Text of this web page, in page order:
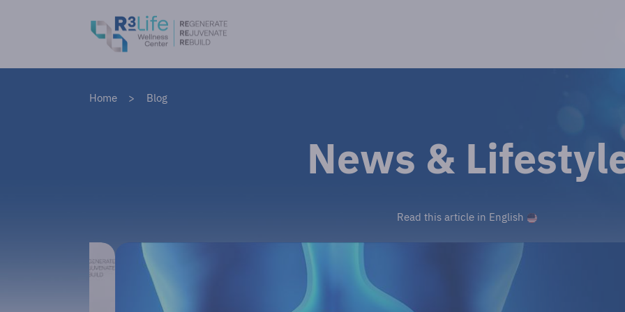
Home Blog
News &
Read this article in English